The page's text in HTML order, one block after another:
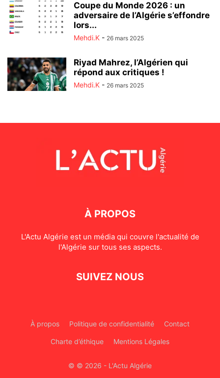
Coupe du Monde 2026 : un
adversaire de l’Algérie s’effondre
lors...
Mehdi.K - 26 mars 2025
Riyad Mahrez, l’Algérien qui
répond aux critiques !
Mehdi.K - 26 mars 2025
À PROPOS
L'Actu Algérie est un média qui couvre l'actualité de
l'Algérie sur tous ses aspects.
SUIVEZ NOUS
À propos Politique de confidentialité Contact
Charte d’éthique Mentions Légales
© © 2026 - L'Actu Algérie